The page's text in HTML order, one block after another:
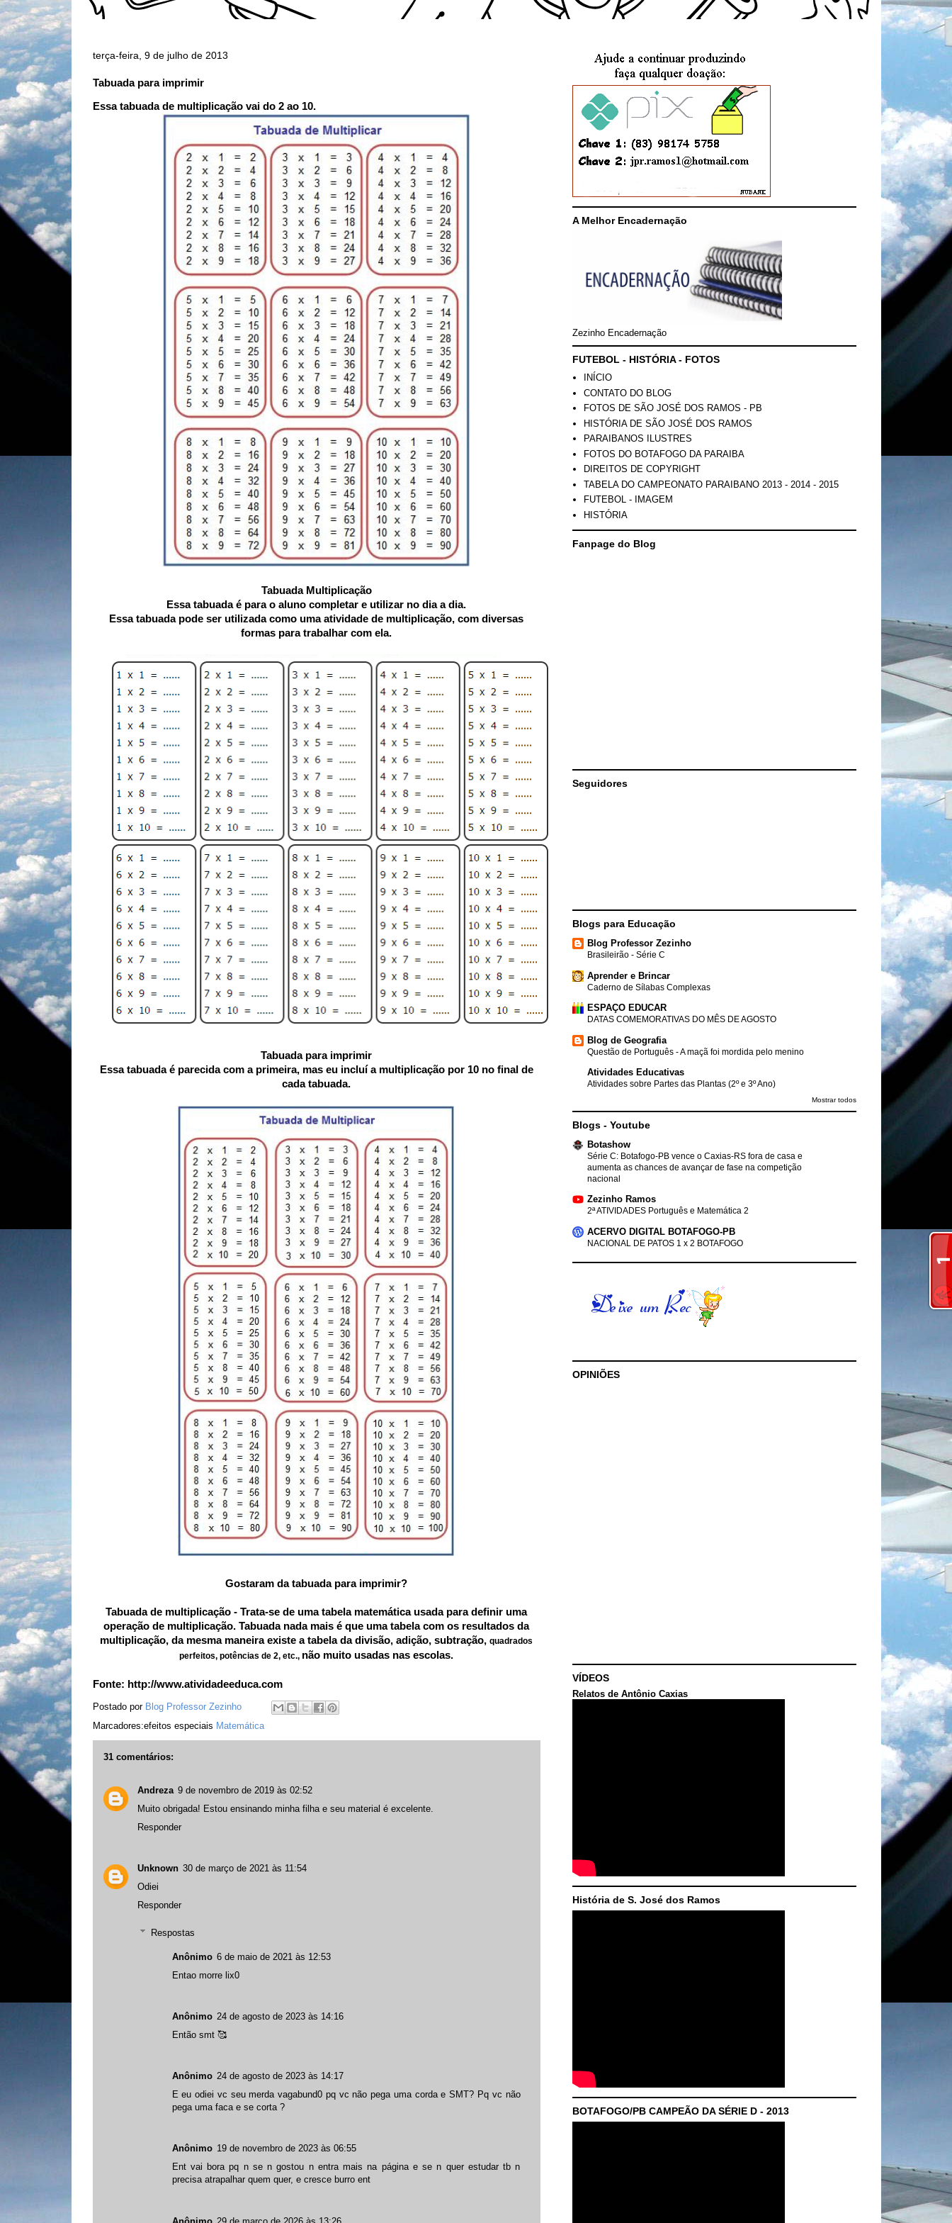
terça-feira, 9 de julho de 2013
Tabuada para imprimir
Essa tabuada de multiplicação vai do 2 ao 10.
Tabuada Multiplicação
Essa tabuada é para o aluno completar e utilizar no dia a dia.
Essa tabuada pode ser utilizada como uma atividade de multiplicação, com diversas
formas para trabalhar com ela.
Tabuada para imprimir
Essa tabuada é parecida com a primeira, mas eu incluí a multiplicação por 10 no final de
cada tabuada.
Gostaram da tabuada para imprimir?
Tabuada de multiplicação - Trata-se de uma tabela matemática usada para definir uma
operação de multiplicação. Tabuada nada mais é que uma tabela com os resultados da
multiplicação, da mesma maneira existe a tabela da divisão, adição, subtração, quadrados
perfeitos, potências de 2, etc., não muito usadas nas escolas.
Fonte: http://www.atividadeeduca.com
Postado por Blog Professor Zezinho
Marcadores:efeitos especiais Matemática
31 comentários:
Andreza 9 de novembro de 2019 às 02:52
Muito obrigada! Estou ensinando minha filha e seu material é excelente.
Responder
Unknown 30 de março de 2021 às 11:54
Odiei
Responder
Respostas
Anônimo 6 de maio de 2021 às 12:53
Entao morre lix0
Anônimo 24 de agosto de 2023 às 14:16
Então smt 🥰
Anônimo 24 de agosto de 2023 às 14:17
E eu odiei vc seu merda vagabund0 pq vc não pega uma corda e SMT? Pq vc não
pega uma faca e se corta ?
Anônimo 19 de novembro de 2023 às 06:55
Ent vai bora pq n se n gostou n entra mais na página e se n quer estudar tb n
precisa atrapalhar quem quer, e cresce burro ent
A Melhor Encadernação
Zezinho Encadernação
FUTEBOL - HISTÓRIA - FOTOS
INÍCIO
CONTATO DO BLOG
FOTOS DE SÃO JOSÉ DOS RAMOS - PB
HISTÓRIA DE SÃO JOSÉ DOS RAMOS
PARAIBANOS ILUSTRES
FOTOS DO BOTAFOGO DA PARAIBA
DIREITOS DE COPYRIGHT
TABELA DO CAMPEONATO PARAIBANO 2013 - 2014 - 2015
FUTEBOL - IMAGEM
HISTÓRIA
Fanpage do Blog
Seguidores
Blogs para Educação
Blog Professor Zezinho
Brasileirão - Série C
Aprender e Brincar
Caderno de Sílabas Complexas
ESPAÇO EDUCAR
DATAS COMEMORATIVAS DO MÊS DE AGOSTO
Blog de Geografia
Questão de Português - A maçã foi mordida pelo menino
Atividades Educativas
Atividades sobre Partes das Plantas (2º e 3º Ano)
Mostrar todos
Blogs - Youtube
Botashow
Série C: Botafogo-PB vence o Caxias-RS fora de casa e
aumenta as chances de avançar de fase na competição
nacional
Zezinho Ramos
2ª ATIVIDADES Português e Matemática 2
ACERVO DIGITAL BOTAFOGO-PB
NACIONAL DE PATOS 1 x 2 BOTAFOGO
OPINIÕES
VÍDEOS
Relatos de Antônio Caxias
História de S. José dos Ramos
BOTAFOGO/PB CAMPEÃO DA SÉRIE D - 2013